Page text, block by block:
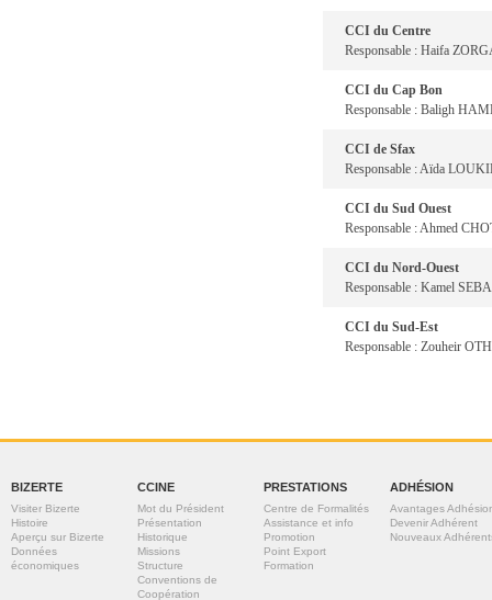
CCI du Centre
Responsable : Haifa
CCI du Cap Bon
Responsable : Baligh
CCI de Sfax
Responsable : Aïda
CCI du Sud Ouest
Responsable : Ahmed
CCI du Nord-Ouest
Responsable : Kamel
CCI du Sud-Est
Responsable : Zouheir
BIZERTE
Visiter Bizerte
Histoire
Aperçu sur Bizerte
Données
économiques
CCINE
Mot du Président
Présentation
Historique
Missions
Structure
Conventions de
Coopération
PRESTATIONS
Centre de Formalités
Assistance et info
Promotion
Point Export
Formation
ADHÉSION
Avantages
Devenir Adhérent
Nouveaux